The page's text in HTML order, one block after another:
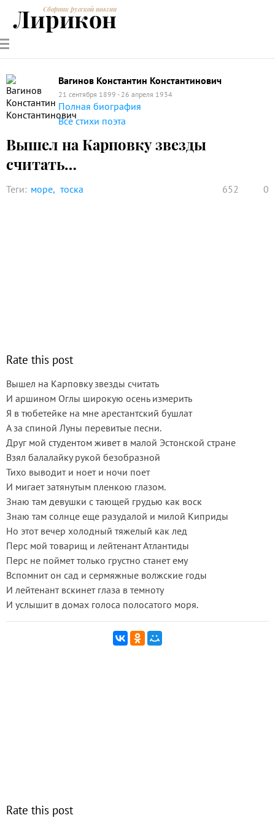
РУССКИЕ
ПОЭТЫ
СОВРЕМЕННИКИЭНЦИКЛОПЕДИЯ
ПОЭЗИИ
Сборник русской поэзии
Лирикон
Вагинов Константин Константинович
21 сентября 1899 - 26 апреля 1934
Полная биография
Все стихи поэта
Вышел на Карповку звезды
считать…
Теги: море тоска 652 0
Rate this post
Вышел на Карповку звезды считать
И аршином Оглы широкую осень измерить
Я в тюбетейке на мне арестантский бушлат
А за спиной Луны перевитые песни.
Друг мой студентом живет в малой Эстонской стране
Взял балалайку рукой безобразной
Тихо выводит и ноет и ночи поет
И мигает затянутым пленкою глазом.
Знаю там девушки с тающей грудью как воск
Знаю там солнце еще разудалой и милой Киприды
Но этот вечер холодный тяжелый как лед
Перс мой товарищ и лейтенант Атлантиды
Перс не поймет только грустно станет ему
Вспомнит он сад и сермяжные волжские годы
И лейтенант вскинет глаза в темноту
И услышит в домах голоса полосатого моря.
Rate this post